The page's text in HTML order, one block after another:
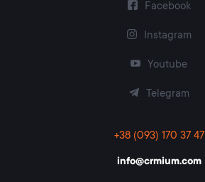
Facebook
Instagram
Youtube
Telegram
+38 (093) 170 37 47
info@crmium.com